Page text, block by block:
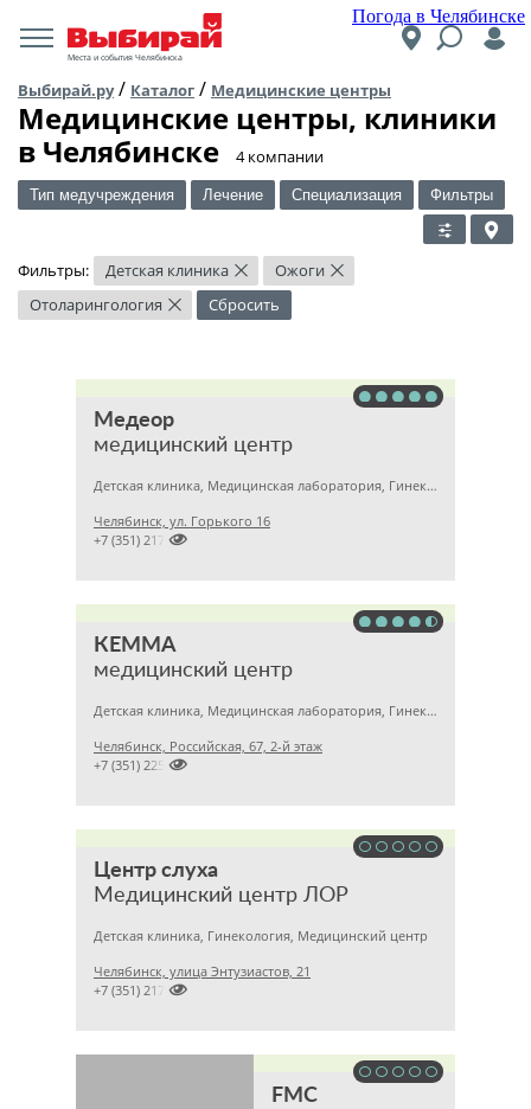
Погода в Челябинске
Места и события Челябинска
Выбирай.ру/ Каталог / Медицинские центры
Медицинские центры, клиники
в Челябинске
​4 компании
Тип медучреждения Лечение Специализация Фильтры
Фильтры: Детская клиника × Ожоги ×
Отоларингология × Сбросить
Медеор
медицинский центр
Детская клиника, Медицинская лаборатория, Гинекология
Челябинск, ул. Горького 16

+7 (351) 2172376
КЕММА
медицинский центр
Детская клиника, Медицинская лаборатория, Гинекология
Челябинск, Российская, 67, 2-й этаж

+7 (351) 2256145
Центр слуха
Медицинский центр ЛОР
Детская клиника, Гинекология, Медицинский центр
Челябинск, улица Энтузиастов, 21

+7 (351) 2170167
FMC